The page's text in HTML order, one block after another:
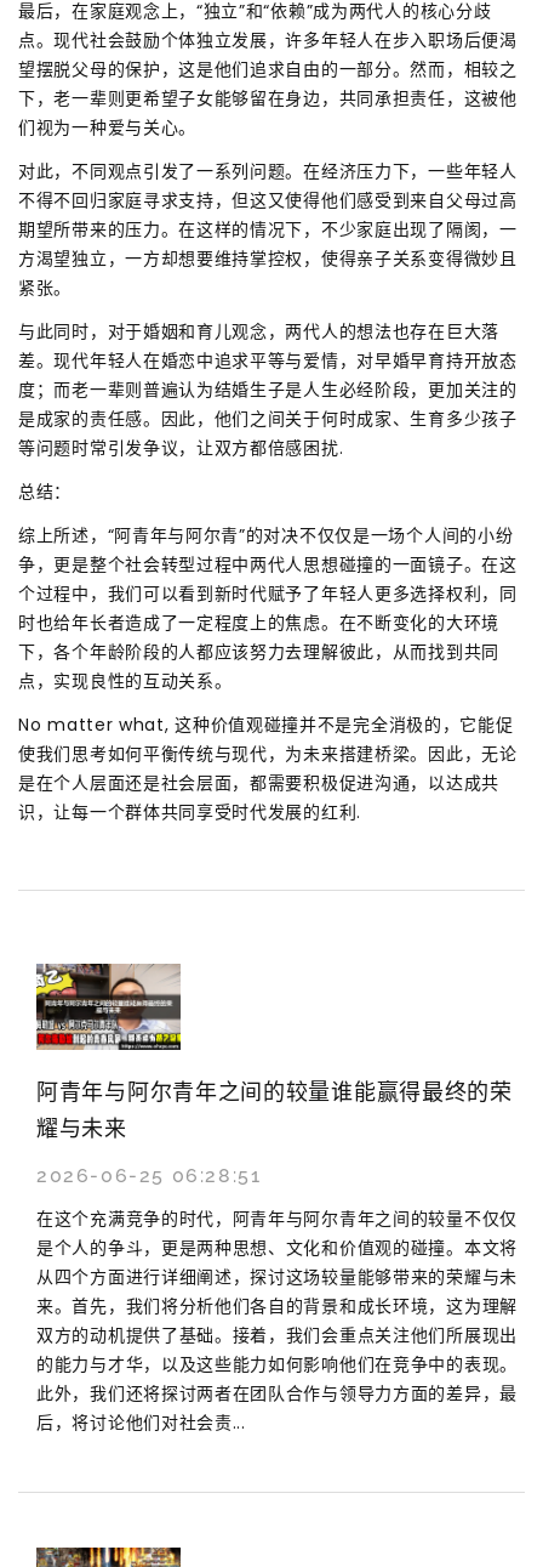
最后，在家庭观念上，“独立”和“依赖”成为两代人的核心分歧
点。现代社会鼓励个体独立发展，许多年轻人在步入职场后便渴
望摆脱父母的保护，这是他们追求自由的一部分。然而，相较之
下，老一辈则更希望子女能够留在身边，共同承担责任，这被他
们视为一种爱与关心。
对此，不同观点引发了一系列问题。在经济压力下，一些年轻人
不得不回归家庭寻求支持，但这又使得他们感受到来自父母过高
期望所带来的压力。在这样的情况下，不少家庭出现了隔阂，一
方渴望独立，一方却想要维持掌控权，使得亲子关系变得微妙且
紧张。
与此同时，对于婚姻和育儿观念，两代人的想法也存在巨大落
差。现代年轻人在婚恋中追求平等与爱情，对早婚早育持开放态
度；而老一辈则普遍认为结婚生子是人生必经阶段，更加关注的
是成家的责任感。因此，他们之间关于何时成家、生育多少孩子
等问题时常引发争议，让双方都倍感困扰.
总结：
综上所述，“阿青年与阿尔青”的对决不仅仅是一场个人间的小纷
争，更是整个社会转型过程中两代人思想碰撞的一面镜子。在这
个过程中，我们可以看到新时代赋予了年轻人更多选择权利，同
时也给年长者造成了一定程度上的焦虑。在不断变化的大环境
下，各个年龄阶段的人都应该努力去理解彼此，从而找到共同
点，实现良性的互动关系。
No matter what, 这种价值观碰撞并不是完全消极的，它能促
使我们思考如何平衡传统与现代，为未来搭建桥梁。因此，无论
是在个人层面还是社会层面，都需要积极促进沟通，以达成共
识，让每一个群体共同享受时代发展的红利.
阿青年与阿尔青年之间的较量谁能赢得最终的荣
耀与未来
2026-06-25 06:28:51
在这个充满竞争的时代，阿青年与阿尔青年之间的较量不仅仅
是个人的争斗，更是两种思想、文化和价值观的碰撞。本文将
从四个方面进行详细阐述，探讨这场较量能够带来的荣耀与未
来。首先，我们将分析他们各自的背景和成长环境，这为理解
双方的动机提供了基础。接着，我们会重点关注他们所展现出
的能力与才华，以及这些能力如何影响他们在竞争中的表现。
此外，我们还将探讨两者在团队合作与领导力方面的差异，最
后，将讨论他们对社会责...